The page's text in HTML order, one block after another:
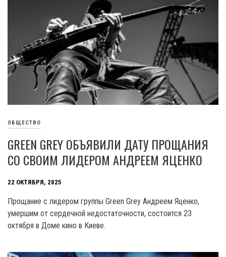
ОБЩЕСТВО
GREEN GREY ОБЪЯВИЛИ ДАТУ ПРОЩАНИЯ
СО СВОИМ ЛИДЕРОМ АНДРЕЕМ ЯЦЕНКО
22 ОКТЯБРЯ, 2025
Прощание с лидером группы Green Grey Андреем Яценко,
умершим от сердечной недостаточности, состоится 23
октября в Доме кино в Киеве.